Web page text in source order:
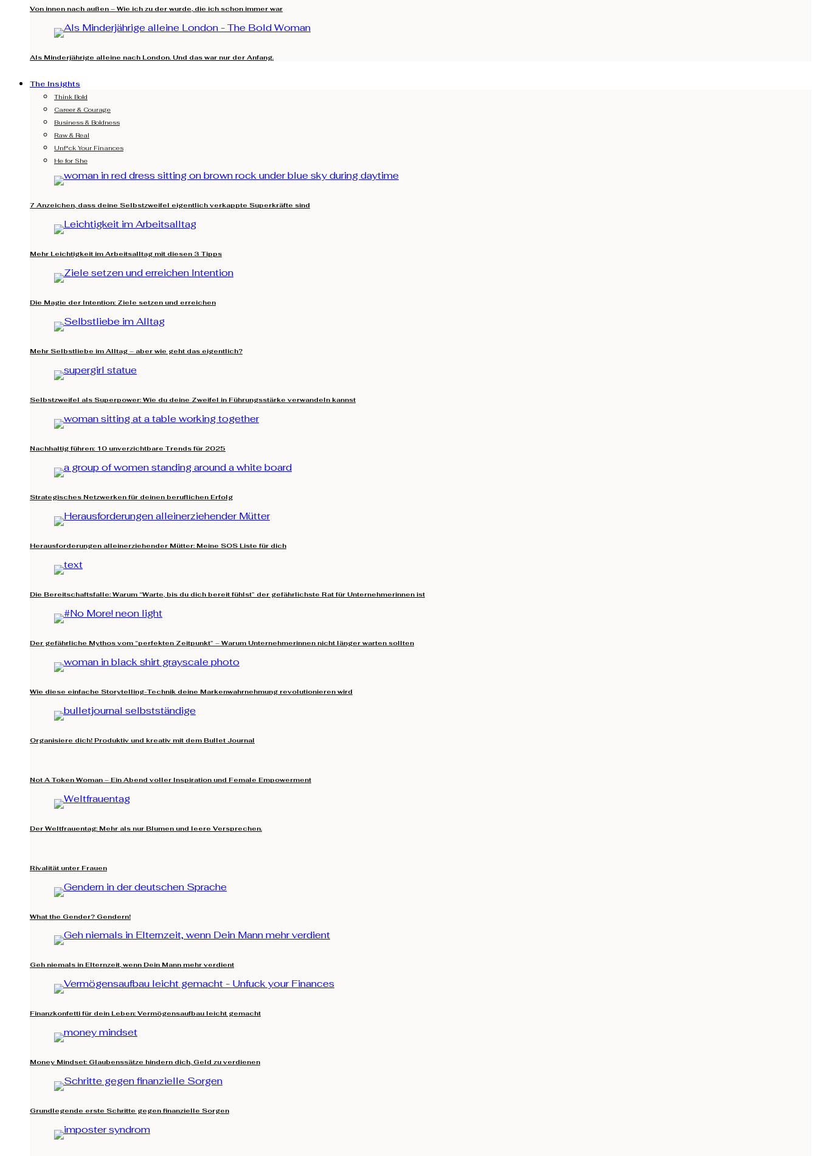
Von innen nach außen – Wie ich zu der wurde, die ich schon immer war
Als Minderjährige alleine nach London. Und das war nur der Anfang.
The Insights
Think Bold
Career & Courage
Business & Boldness
Raw & Real
Unf*ck Your Finances
He for She
7 Anzeichen, dass deine Selbstzweifel eigentlich verkappte Superkräfte sind
Mehr Leichtigkeit im Arbeitsalltag mit diesen 3 Tipps
Die Magie der Intention: Ziele setzen und erreichen
Mehr Selbstliebe im Alltag – aber wie geht das eigentlich?
Selbstzweifel als Superpower: Wie du deine Zweifel in Führungsstärke verwandeln kannst
Nachhaltig führen: 10 unverzichtbare Trends für 2025
Strategisches Netzwerken für deinen beruflichen Erfolg
Herausforderungen alleinerziehender Mütter: Meine SOS Liste für dich
Die Bereitschaftsfalle: Warum “Warte, bis du dich bereit fühlst” der gefährlichste Rat für Unternehmerinnen ist
Der gefährliche Mythos vom “perfekten Zeitpunkt” – Warum Unternehmerinnen nicht länger warten sollten
Wie diese einfache Storytelling-Technik deine Markenwahrnehmung revolutionieren wird
Organisiere dich! Produktiv und kreativ mit dem Bullet Journal
Not A Token Woman – Ein Abend voller Inspiration und Female Empowerment
Der Weltfrauentag: Mehr als nur Blumen und leere Versprechen.
Rivalität unter Frauen
What the Gender? Gendern!
Geh niemals in Elternzeit, wenn Dein Mann mehr verdient
Finanzkonfetti für dein Leben: Vermögensaufbau leicht gemacht
Money Mindset: Glaubenssätze hindern dich, Geld zu verdienen
Grundlegende erste Schritte gegen finanzielle Sorgen